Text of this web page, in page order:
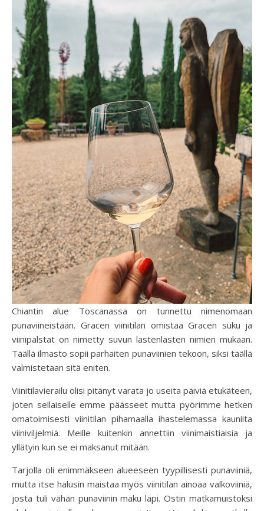
Chiantin alue Toscanassa on tunnettu nimenomaan
punaviineistään. Gracen viinitilan omistaa Gracen suku ja
viinipalstat on nimetty suvun lastenlasten nimien mukaan.
Täällä ilmasto sopii parhaiten punaviinien tekoon, siksi täällä
valmistetaan sitä eniten.
Viinitilavierailu olisi pitänyt varata jo useita päiviä etukäteen,
joten sellaiselle emme päässeet mutta pyörimme hetken
omatoimisesti viinitilan pihamaalla ihastelemassa kauniita
viiniviljelmiä. Meille kuitenkin annettiin viinimaistiaisia ja
yllätyin kun se ei maksanut mitään.
Tarjolla oli enimmäkseen alueeseen tyypillisesti punaviiniä,
mutta itse halusin maistaa myös viinitilan ainoaa valkoviiniä,
josta tuli vähän punaviinin maku läpi. Ostin matkamuistoksi